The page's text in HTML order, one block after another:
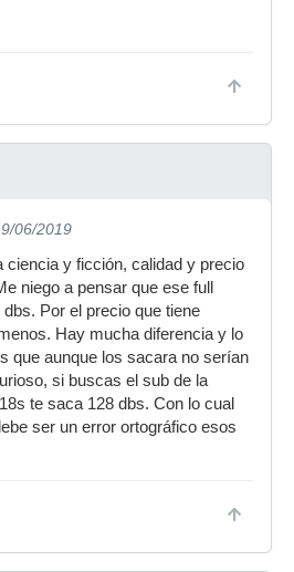
06/2019
ciencia y ficción, calidad y precio
niego a pensar que ese full
Por el precio que tiene
Hay mucha diferencia y lo
que aunque los sacara no serían
si buscas el sub de la
te saca 128 dbs. Con lo cual
ser un error ortográfico esos